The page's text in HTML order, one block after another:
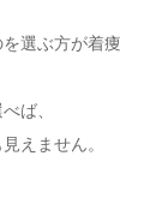
選ぶ方が着痩
ば、
えません。